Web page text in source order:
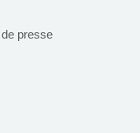
presse